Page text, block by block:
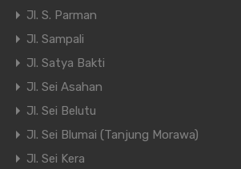
Jl. S. Parman
Jl. Sampali
Jl. Satya Bakti
Jl. Sei Asahan
Jl. Sei Belutu
Jl. Sei Blumai (Tanjung Morawa)
Jl. Sei Kera